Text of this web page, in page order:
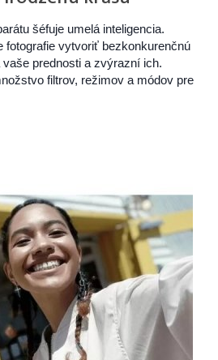
šéfuje umelá inteligencia.
fotografie vytvoriť bezkonkurenčnú
prednosti a zvýrazní ich.
filtrov, režimov a módov pre